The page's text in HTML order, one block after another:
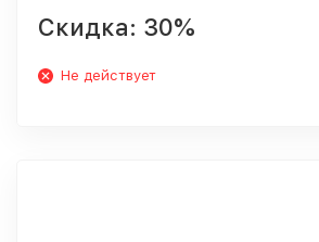
Скидка: 30%
Не действует